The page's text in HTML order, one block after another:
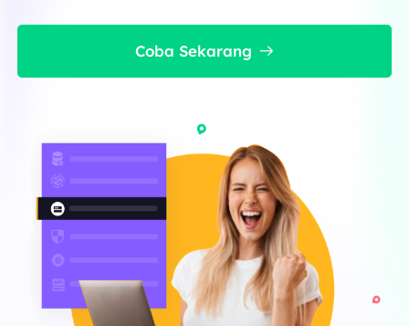
Coba Sekarang